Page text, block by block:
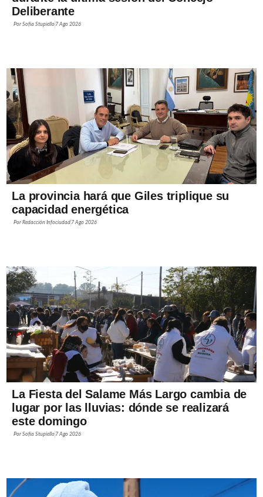
Deliberante
PorSofía Stupiello 7 Ago 2026
La provincia hará que Giles triplique su
capacidad energética
PorRedacción Infociudad 7 Ago 2026
La Fiesta del Salame Más Largo cambia de
lugar por las lluvias: dónde se realizará
este domingo
PorSofía Stupiello 7 Ago 2026